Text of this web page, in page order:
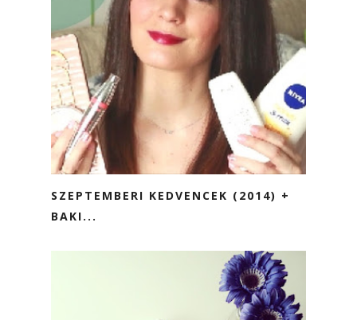
SZEPTEMBERI KEDVENCEK (2014) +
BAKI...